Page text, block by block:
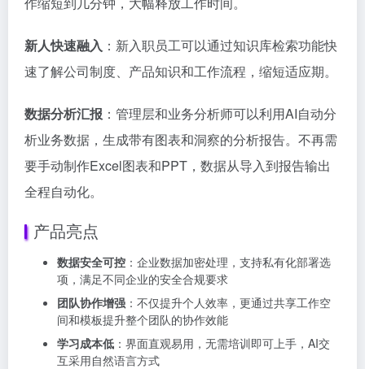
新人快速融入 ：新入职员工可以通过知识库检索功能快
速了解公司制度、产品知识和工作流程，缩短适应期。
数据分析汇报 ：管理层和业务分析师可以利用AI自动分
析业务数据，生成带有图表和洞察的分析报告。不再需
要手动制作Excel图表和PPT，数据从导入到报告输出
全程自动化。
产品亮点
数据安全可控 ：企业数据加密处理，支持私有化部署选
项，满足不同企业的安全合规要求
团队协作增强 ：不仅提升个人效率，更通过共享工作空
间和模板提升整个团队的协作效能
学习成本低 ：界面直观易用，无需培训即可上手，AI交
互采用自然语言方式